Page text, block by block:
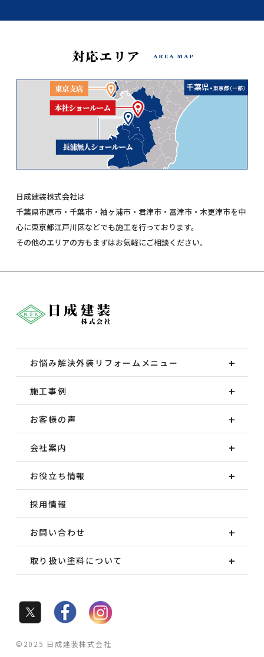
日成建装株式会社は
千葉県市原市・千葉市・袖ヶ浦市・君津市・富津市・木更津市を中
心に東京都江戸川区などでも施工を行っております。
その他のエリアの方もまずはお気軽にご相談ください。
お悩み解決外装 リフォームメニュー
施工事例
お客様の声
会社案内
お役立ち情報
採用情報
お問い合わせ
取り扱い塗料について
©2025 日成建装株式会社